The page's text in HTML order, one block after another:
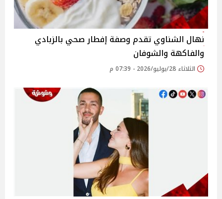
نهال الشناوي تقدم وصفة إفطار صحي بالزبادي
والفاكهة والشوفان
الثلاثاء 28/يوليو/2026 - 07:39 م